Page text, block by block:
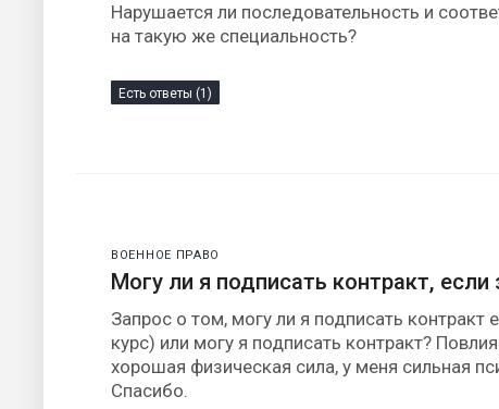
Нарушается ли последовательность и
на такую же специальность?
Есть ответы (1)
ВОЕННОЕ ПРАВО
Могу ли я подписать контракт,
Запрос о том, могу ли я подписать
курс) или могу я подписать контракт?
хорошая физическая сила, у меня сильная
Спасибо.